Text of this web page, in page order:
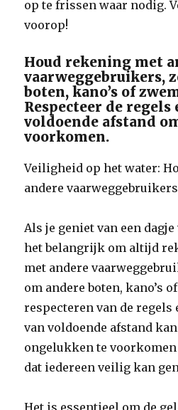
op te frissen waar nodig.
voorop!
Houd rekening met
vaarweggebruikers,
boten, kano’s of
Respecteer de regels
voldoende afstand
voorkomen.
Veiligheid op het water:
andere vaarweggebruikers
Als je geniet van een
het belangrijk om altijd
met andere
om andere boten, kano’s
respecteren van de regels
van voldoende afstand
ongelukken te
dat iedereen veilig kan
Het is essentieel om de